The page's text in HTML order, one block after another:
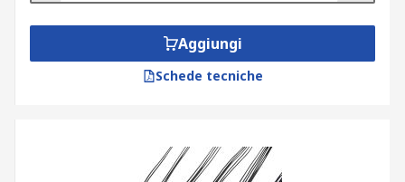
Aggiungi
Schede tecniche